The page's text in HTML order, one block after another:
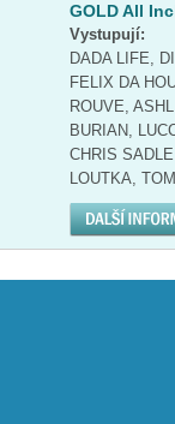
GOLD All
Vystupují:
DADA LIFE,
FELIX DA
ROUVE,
BURIAN,
CHRIS
LOUTKA,